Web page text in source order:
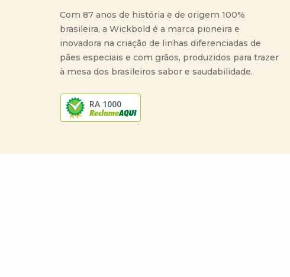
Com 87 anos de história e de origem 100%
brasileira, a Wickbold é a marca pioneira e
inovadora na criação de linhas diferenciadas de
pães especiais e com grãos, produzidos para trazer
à mesa dos brasileiros sabor e saudabilidade.
RA 1000